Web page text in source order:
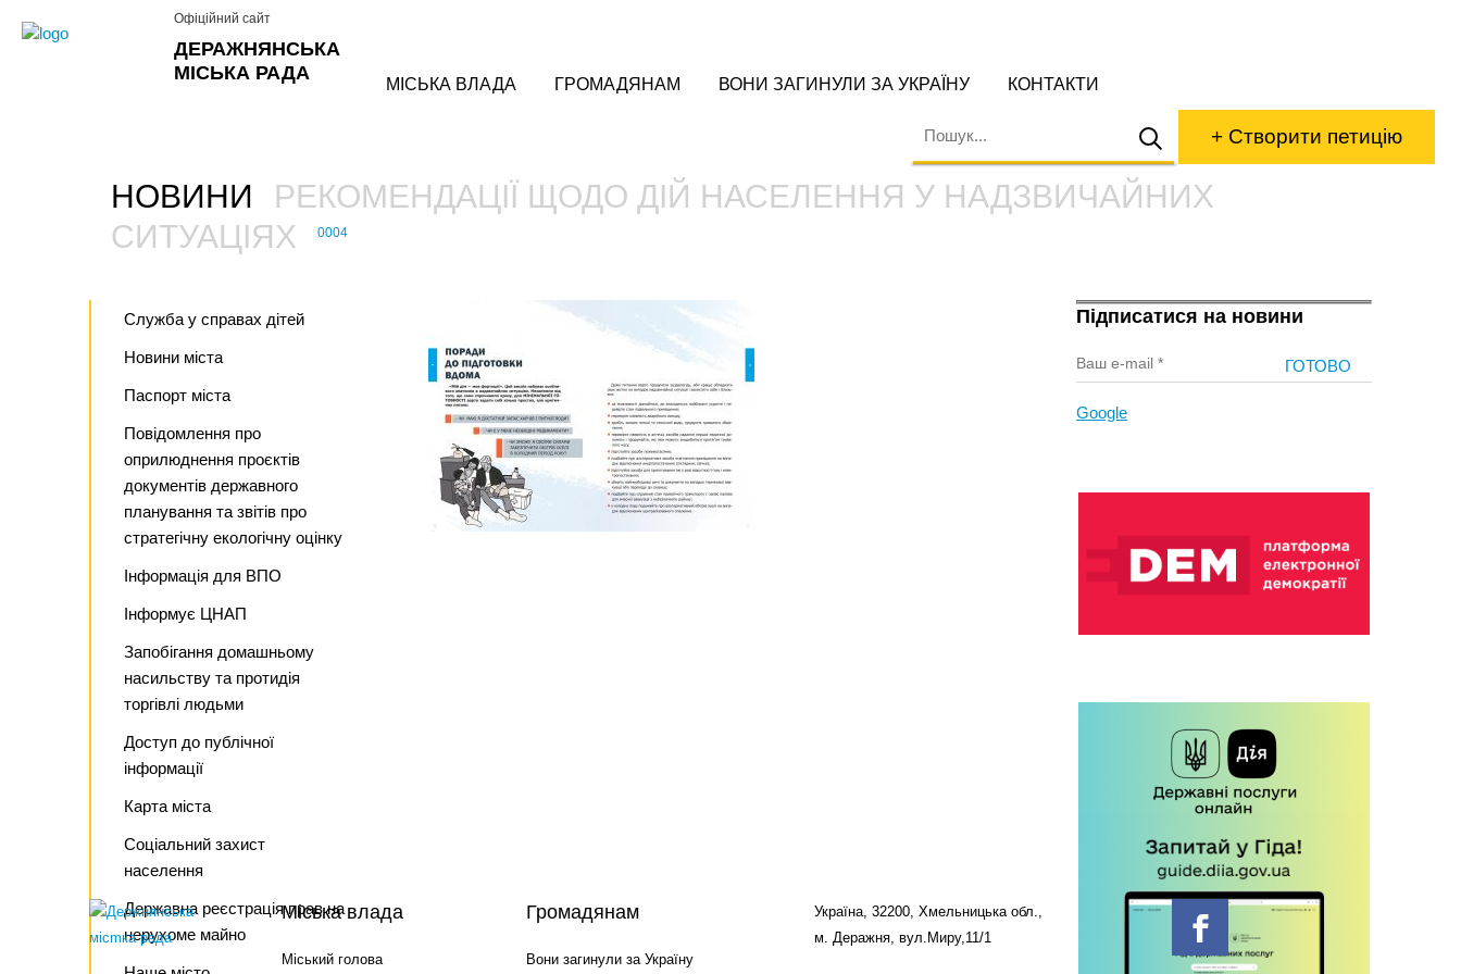
ДЕРАЖНЯНСЬКА
МІСЬКА РАДА
Офіційний сайт
МІСЬКА ВЛАДА ГРОМАДЯНАМ ВОНИ ЗАГИНУЛИ ЗА УКРАЇНУ КОНТАКТИ
+ Створити петицію
НОВИНИ
РЕКОМЕНДАЦІЇ ЩОДО ДІЙ НАСЕЛЕННЯ У НАДЗВИЧАЙНИХ
СИТУАЦІЯХ
0004
Служба у справах дітей
Новини міста
Паспорт міста
Повідомлення про
оприлюднення проєктів
документів державного
планування та звітів про
стратегічну екологічну оцінку
Інформація для ВПО
Інформує ЦНАП
Запобігання домашньому
насильству та протидія
торгівлі людьми
Доступ до публічної
інформації
Карта міста
Соціальний захист
населення
Державна реєстрація прав на
нерухоме майно
Підписатися на новини
Google
Міська влада
Міський голова
Громадянам
Вони загинули за Україну
Україна, 32200, Хмельницька обл.,
м. Деражня, вул.Миру,11/1